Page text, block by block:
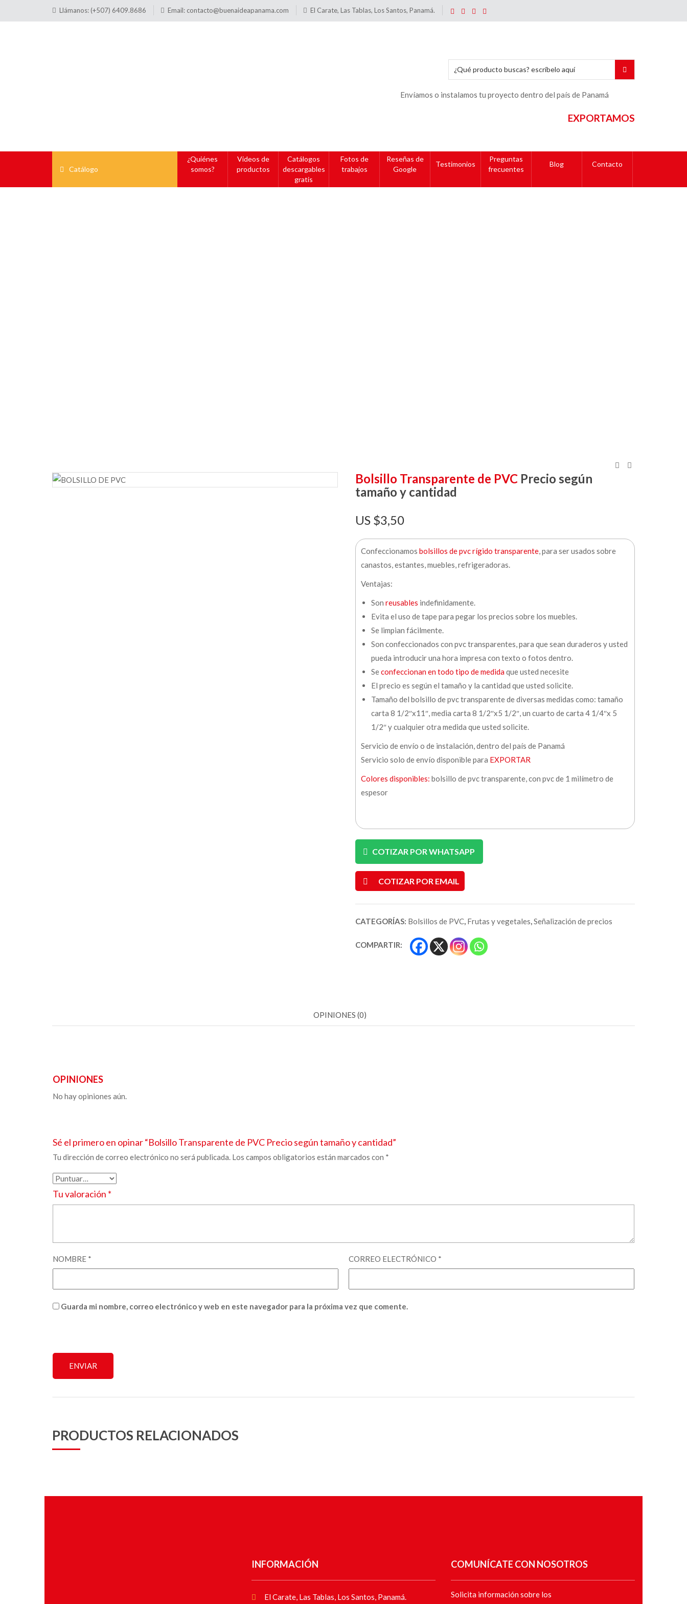
Llámanos: (+507) 6409.8686 Email: contacto@buenaideapanama.com El Carate, Las Tablas, Los Santos, Panamá.
Envíamos o instalamos tu proyecto dentro del país de Panamá
EXPORTAMOS
Catálogo
¿Quiénes
somos?
Videos de
productos
Catálogos
descargables
gratis
Fotos de
trabajos
Reseñas de
Google
Testimonios
Preguntas
frecuentes
Blog Contacto
Bolsillo Transparente de PVCPrecio según
tamaño y cantidad
$3,50
Confeccionamos bolsillos de pvc rígido transparente, para ser usados sobre
canastos, estantes, muebles, refrigeradoras.
Ventajas:
Son reusables indefinidamente.
Evita el uso de tape para pegar los precios sobre los muebles.
Se limpian fácilmente.
Son confeccionados con pvc transparentes, para que sean duraderos y usted
pueda introducir una hora impresa con texto o fotos dentro.
Seconfeccionan en todo tipo de medidaque usted necesite
El precio es según el tamaño y la cantidad que usted solicite.
Tamaño del bolsillo de pvc transparente de diversas medidas como: tamaño
carta 8 1/2″x11″, media carta 8 1/2″x5 1/2″, un cuarto de carta 4 1/4″x 5
1/2″ y cualquier otra medida que usted solicite.
Servicio de envío o de instalación, dentro del país de Panamá
Servicio solo de envío disponible para EXPORTAR
Colores disponibles: bolsillo de pvc transparente, con pvc de 1 milímetro de
espesor
COTIZAR POR WHATSAPP
COTIZAR POR EMAIL
CATEGORÍAS: Bolsillos de PVC, Frutas y vegetales,Señalización de precios
COMPARTIR:
OPINIONES (0)
OPINIONES
No hay opiniones aún.
Sé el primero en opinar “Bolsillo Transparente de PVC Precio según tamaño y cantidad”
Tu dirección de correo electrónico no será publicada. Los campos obligatorios están marcados con *
Tu valoración *
NOMBRE * CORREO ELECTRÓNICO *
Guarda mi nombre, correo electrónico y web en este navegador para la próxima vez que comente.
PRODUCTOS RELACIONADOS
INFORMACIÓN
El Carate, Las Tablas, Los Santos, Panamá.
COMUNÍCATE CON NOSOTROS
Solicita información sobre los